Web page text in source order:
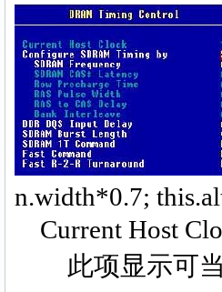
n.width*0.7;
Current Host
此项显示可当